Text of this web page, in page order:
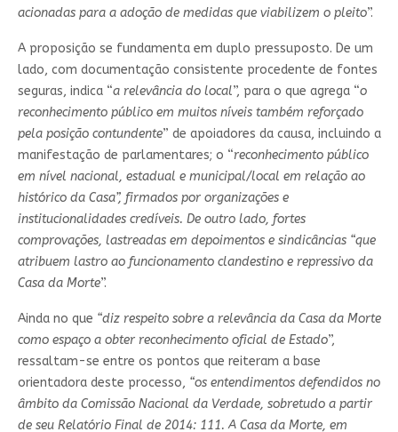
acionadas para a adoção de medidas que viabilizem o pleito”.
A proposição se fundamenta em duplo pressuposto. De um
lado, com documentação consistente procedente de fontes
seguras, indica “a relevância do local”, para o que agrega “o
reconhecimento público em muitos níveis também reforçado
pela posição contundente” de apoiadores da causa, incluindo a
manifestação de parlamentares; o “reconhecimento público
em nível nacional, estadual e municipal/local em relação ao
histórico da Casa”, firmados por organizações e
institucionalidades credíveis. De outro lado, fortes
comprovações, lastreadas em depoimentos e sindicâncias “que
atribuem lastro ao funcionamento clandestino e repressivo da
Casa da Morte”.
Ainda no que “diz respeito sobre a relevância da Casa da Morte
como espaço a obter reconhecimento oficial de Estado”,
ressaltam-se entre os pontos que reiteram a base
orientadora deste processo, “os entendimentos defendidos no
âmbito da Comissão Nacional da Verdade, sobretudo a partir
de seu Relatório Final de 2014: 111. A Casa da Morte, em